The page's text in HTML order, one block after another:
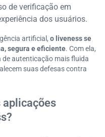
de verificação em
dos usuários.
artificial, o liveness se
segura e eficiente. Com ela,
de autenticação mais fluida
suas defesas contra
aplicações